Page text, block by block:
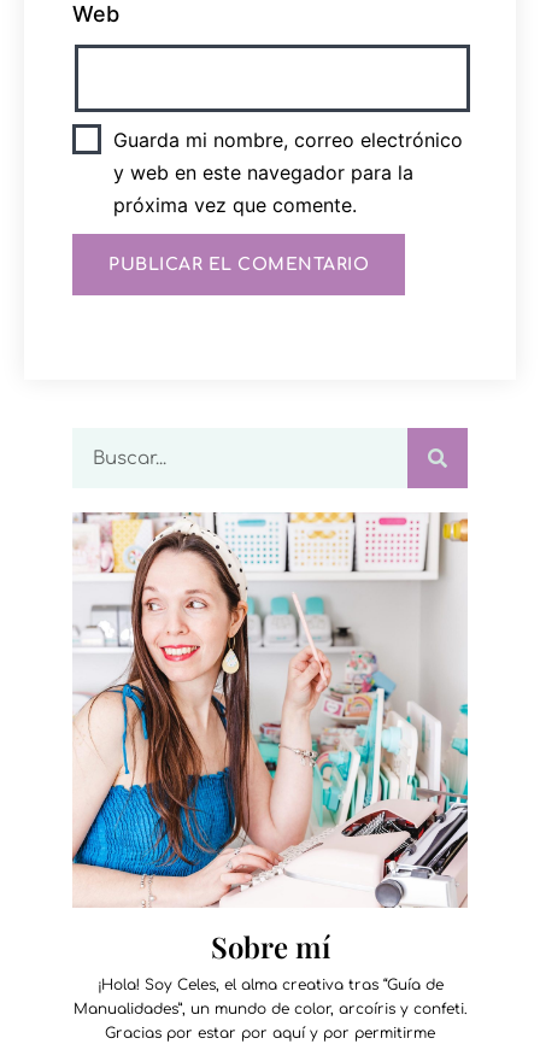
Web
Guarda mi nombre, correo electrónico
y web en este navegador para la
próxima vez que comente.
Sobre mí
¡Hola! Soy Celes, el alma creativa tras “Guía de
Manualidades”, un mundo de color, arcoíris y confeti.
Gracias por estar por aquí y por permitirme